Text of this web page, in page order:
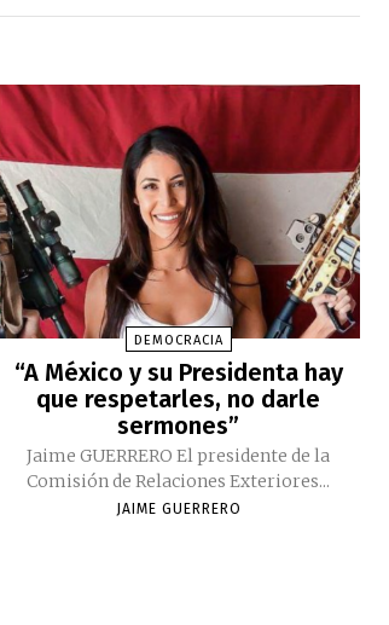
DEMOCRACIA
“A México y su Presidenta hay
que respetarles, no darle
sermones”
Jaime GUERRERO El presidente de la
Comisión de Relaciones Exteriores...
JAIME GUERRERO